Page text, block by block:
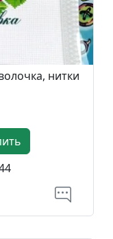
нитки